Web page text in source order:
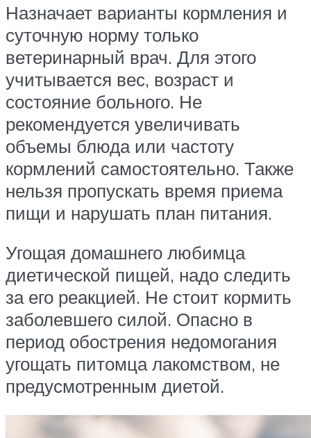
Назначает варианты кормления и
суточную норму только
ветеринарный врач. Для этого
учитывается вес, возраст и
состояние больного. Не
рекомендуется увеличивать
объемы блюда или частоту
кормлений самостоятельно. Также
нельзя пропускать время приема
пищи и нарушать план питания.
Угощая домашнего любимца
диетической пищей, надо следить
за его реакцией. Не стоит кормить
заболевшего силой. Опасно в
период обострения недомогания
угощать питомца лакомством, не
предусмотренным диетой.